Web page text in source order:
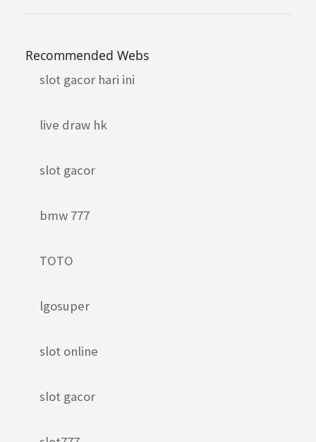
Recommended Webs
slot gacor hari ini
live draw hk
slot gacor
bmw 777
TOTO
lgosuper
slot online
slot gacor